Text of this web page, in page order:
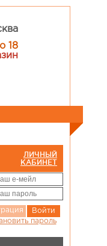
18
ЛИЧНЫЙ
КАБИНЕТ
Войти
пароль